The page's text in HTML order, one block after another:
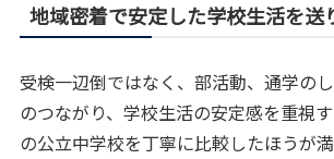
地域密着で安定した学校生活を送
受検一辺倒ではなく、部活動、通学の
のつながり、学校生活の安定感を重視
の公立中学校を丁寧に比較したほうが